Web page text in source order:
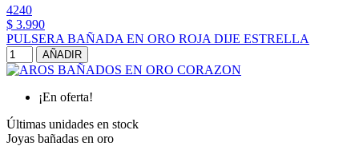
4240
$ 3.990
PULSERA BAÑADA EN ORO ROJA DIJE ESTRELLA
AÑADIR
¡En oferta!
Últimas unidades en stock
Joyas bañadas en oro